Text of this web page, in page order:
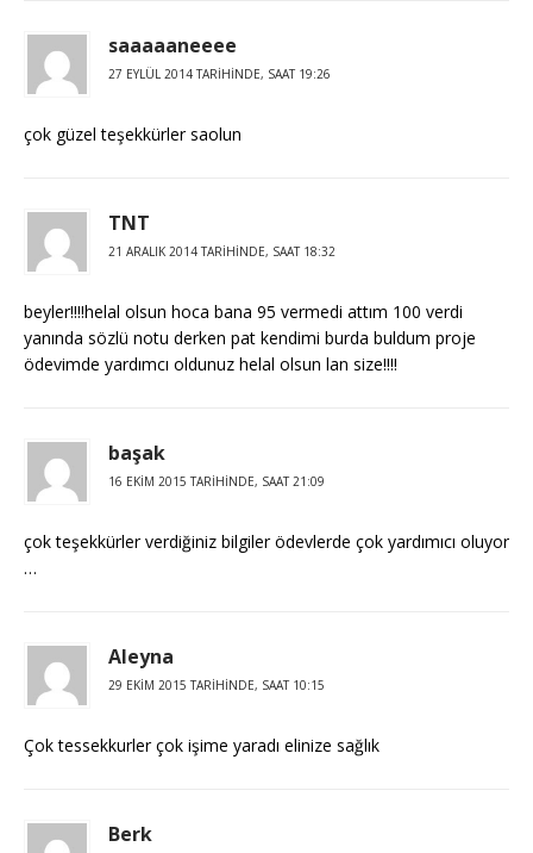
saaaaaneeee
27 EYLÜL 2014 TARIHINDE, SAAT 19:26
çok güzel teşekkürler saolun
TNT
21 ARALIK 2014 TARIHINDE, SAAT 18:32
beyler!!!!helal olsun hoca bana 95 vermedi attım 100 verdi
yanında sözlü notu derken pat kendimi burda buldum proje
ödevimde yardımcı oldunuz helal olsun lan size!!!!
başak
16 EKIM 2015 TARIHINDE, SAAT 21:09
çok teşekkürler verdiğiniz bilgiler ödevlerde çok yardımıcı oluyor
…
Aleyna
29 EKIM 2015 TARIHINDE, SAAT 10:15
Çok tessekkurler çok işime yaradı elinize sağlık
Berk